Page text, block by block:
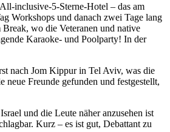
inclusive-5-Sterne-Hotel – das am
Workshops und danach zwei Tage lang
wo die Veteranen und native
Karaoke- und Poolparty! In der
nach Jom Kippur in Tel Aviv, was die
neue Freunde gefunden und festgestellt,
und die Leute näher anzusehen ist
Kurz – es ist gut, Debattant zu